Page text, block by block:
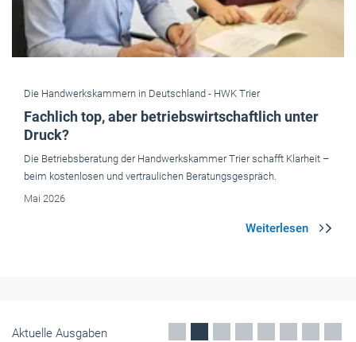
Die Handwerkskammern in Deutschland - HWK Trier
Fachlich top, aber betriebswirtschaftlich unter
Druck?
Die Betriebsberatung der Handwerkskammer Trier schafft Klarheit –
beim kostenlosen und vertraulichen Beratungsgespräch.
Mai 2026
Aktuelle Ausgaben